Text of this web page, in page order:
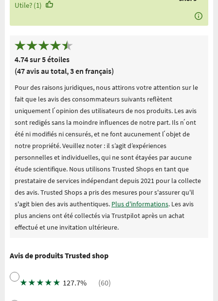
Utile? (1)
4.74 sur 5 étoiles
(47 avis au total, 3 en français)
Pour des raisons juridiques, nous attirons votre attention sur le
fait que les avis des consommateurs suivants reflètent
uniquement l ́opinion des utilisateurs de nos produits. Les avis
sont redigés sans la moindre influences de notre part. Ils n ́ont
été ni modifiés ni censurés, et ne font aucunement l ́objet de
notre propriété. Veuillez noter : il s’agit d’expériences
personnelles et individuelles, qui ne sont étayées par aucune
étude scientifique. Nous utilisons Trusted Shops en tant que
prestataire de services indépendant depuis 2021 pour la collecte
des avis. Trusted Shops a pris des mesures pour s'assurer qu'il
s'agit bien des avis authentiques. Plus d'informations. Les avis
plus anciens ont été collectés via Trustpilot après un achat
effectué et une invitation ultérieure.
Avis de produits Trusted shop
★ ★ ★ ★ ★ 127.7% (60)